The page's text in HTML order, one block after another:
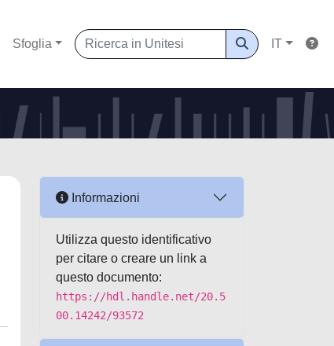
Sfoglia IT
Informazioni
Utilizza questo identificativo
per citare o creare un link a
questo documento:
https://hdl.handle.net/20.5
00.14242/93572